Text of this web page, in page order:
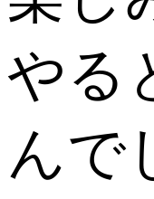
やる
ん